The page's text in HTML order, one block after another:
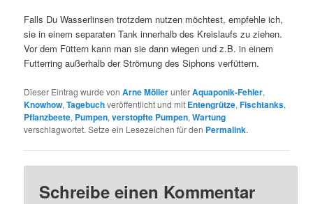
Falls Du Wasserlinsen trotzdem nutzen möchtest, empfehle ich,
sie in einem separaten Tank innerhalb des Kreislaufs zu ziehen.
Vor dem Füttern kann man sie dann wiegen und z.B. in einem
Futterring außerhalb der Strömung des Siphons verfüttern.
Dieser Eintrag wurde vonArne MöllerunterAquaponik-Fehler,
Knowhow,Tagebuchveröffentlicht und mit Entengrütze,Fischtanks,
Pflanzbeete, Pumpen,verstopfte Pumpen,Wartung
verschlagwortet. Setze ein Lesezeichen für den Permalink.
Schreibe einen Kommentar